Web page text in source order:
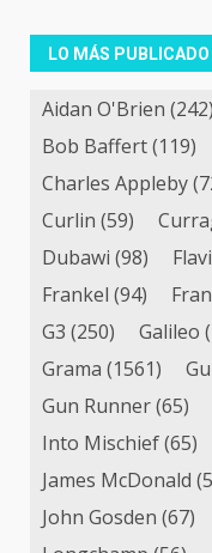
LO MÁS PUBLICADO
Aidan O'Brien (242)
Bob Baffert(119)
Charles Appleby
Curlin (59)
Dubawi (98)
Frankel (94)
G3 (250) Galileo
Grama (1561)
Gun Runner(65)
Into Mischief(65)
James McDonald
John Gosden (67)